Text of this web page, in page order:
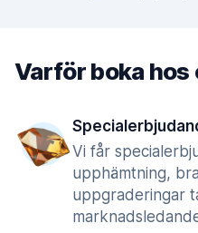
Varför boka hos
Vi får
upphämtning,
uppgraderingar